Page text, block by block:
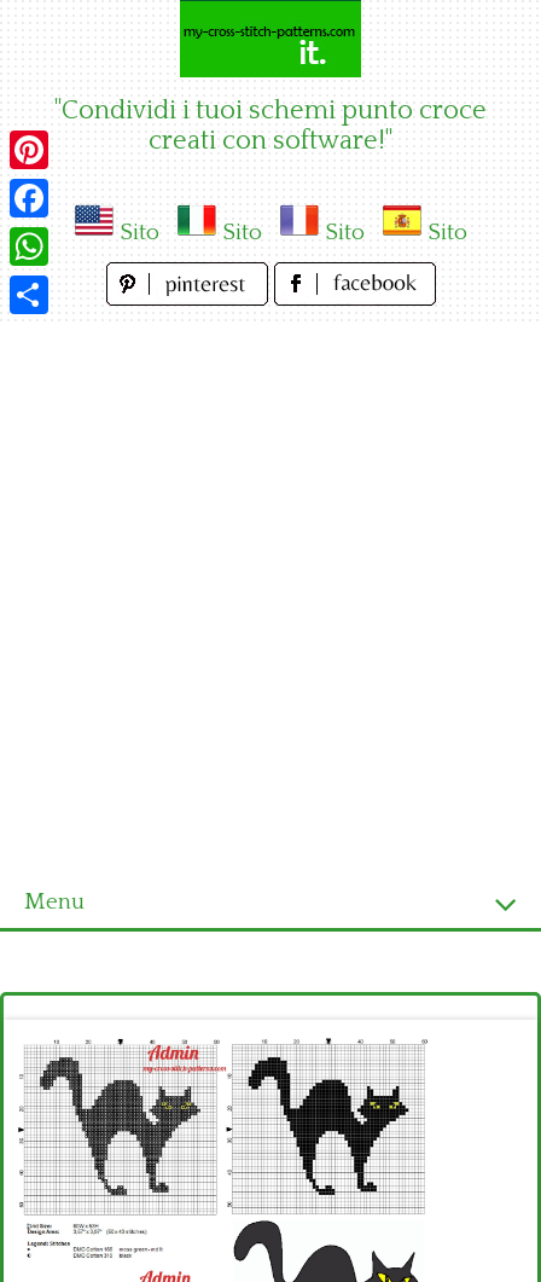
"Condividi i tuoi schemi punto croce
creati con software!"
Sito Sito Sito Sito
Menu
Ultimi schemi
Alfabeto
Bambini
Disney
Thun
Pinterest
Facebook
WhatsApp